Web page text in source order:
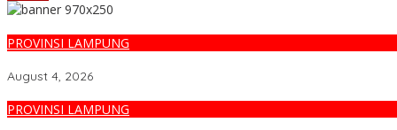
PROVINSI LAMPUNG
August 4, 2026
PROVINSI LAMPUNG